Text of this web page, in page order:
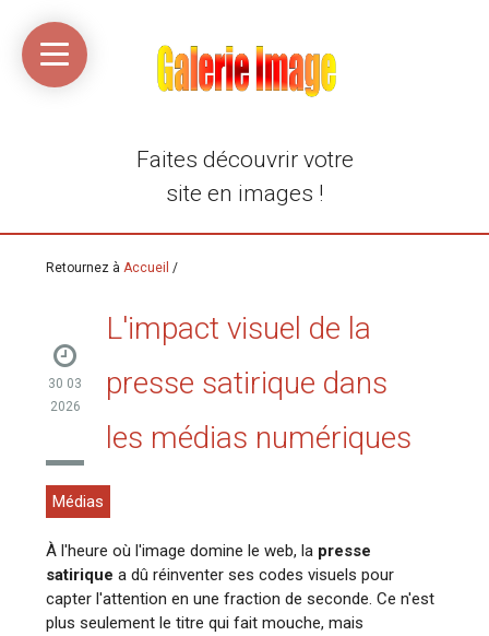
Accueil
Média
libre
Linkinaz
Katomi
compte
Twitter
@Ortegeek
compte
Flickr
Faites découvrir votre
site en images !
Retournez àAccueil /
30 03
2026
L'impact visuel de la
presse satirique dans
les médias numériques
Médias
À l'heure où l'image domine le web, la presse
satirique a dû réinventer ses codes visuels pour
capter l'attention en une fraction de seconde. Ce n'est
plus seulement le titre qui fait mouche, mais